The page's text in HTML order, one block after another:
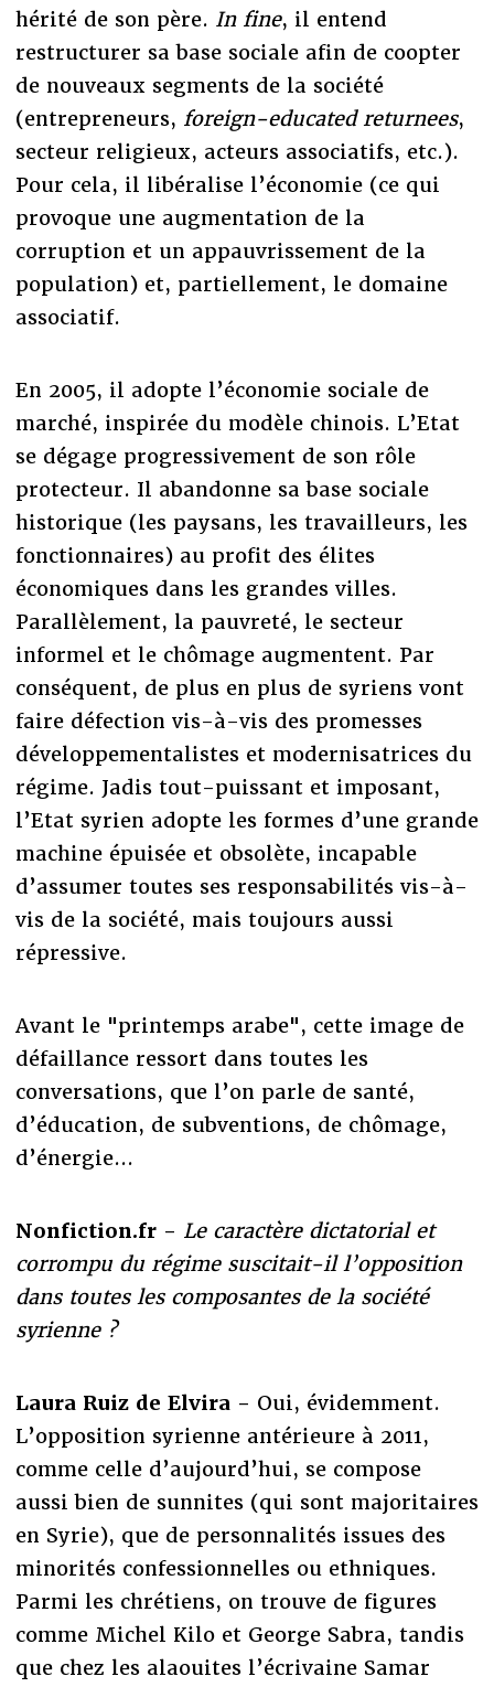
hérité de son père. In fine, il entend
restructurer sa base sociale afin de coopter
de nouveaux segments de la société
(entrepreneurs, foreign-educated returnees,
secteur religieux, acteurs associatifs, etc.).
Pour cela, il libéralise l’économie (ce qui
provoque une augmentation de la
corruption et un appauvrissement de la
population) et, partiellement, le domaine
associatif.
En 2005, il adopte l’économie sociale de
marché, inspirée du modèle chinois. L’Etat
se dégage progressivement de son rôle
protecteur. Il abandonne sa base sociale
historique (les paysans, les travailleurs, les
fonctionnaires) au profit des élites
économiques dans les grandes villes.
Parallèlement, la pauvreté, le secteur
informel et le chômage augmentent. Par
conséquent, de plus en plus de syriens vont
faire défection vis-à-vis des promesses
développementalistes et modernisatrices du
régime. Jadis tout-puissant et imposant,
l’Etat syrien adopte les formes d’une grande
machine épuisée et obsolète, incapable
d’assumer toutes ses responsabilités vis-à-
vis de la société, mais toujours aussi
répressive.
Avant le "printemps arabe", cette image de
défaillance ressort dans toutes les
conversations, que l’on parle de santé,
d’éducation, de subventions, de chômage,
d’énergie...
Nonfiction.fr - Le caractère dictatorial et
corrompu du régime suscitait-il l’opposition
dans toutes les composantes de la société
syrienne ?
Laura Ruiz de Elvira - Oui, évidemment.
L’opposition syrienne antérieure à 2011,
comme celle d’aujourd’hui, se compose
aussi bien de sunnites (qui sont majoritaires
en Syrie), que de personnalités issues des
minorités confessionnelles ou ethniques.
Parmi les chrétiens, on trouve de figures
comme Michel Kilo et George Sabra, tandis
que chez les alaouites l’écrivaine Samar